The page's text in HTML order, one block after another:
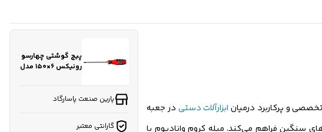
ابزارآلات دستی در جعبه
سنگین فراهم می‌کند. میله کروم وانادیوم با
پیچ گوشتی چهارسو
رونیکس ۶×۱۵۰ مدل
پارین صنعت پاسارگاد
گارانتی معتبر